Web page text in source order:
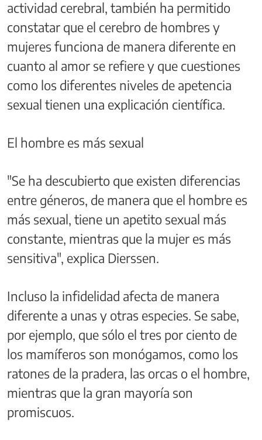
actividad cerebral, también ha permitido
constatar que el cerebro de hombres y
mujeres funciona de manera diferente en
cuanto al amor se refiere y que cuestiones
como los diferentes niveles de apetencia
sexual tienen una explicación científica.
El hombre es más sexual
"Se ha descubierto que existen diferencias
entre géneros, de manera que el hombre es
más sexual, tiene un apetito sexual más
constante, mientras que la mujer es más
sensitiva", explica Dierssen.
Incluso la infidelidad afecta de manera
diferente a unas y otras especies. Se sabe,
por ejemplo, que sólo el tres por ciento de
los mamíferos son monógamos, como los
ratones de la pradera, las orcas o el hombre,
mientras que la gran mayoría son
promiscuos.